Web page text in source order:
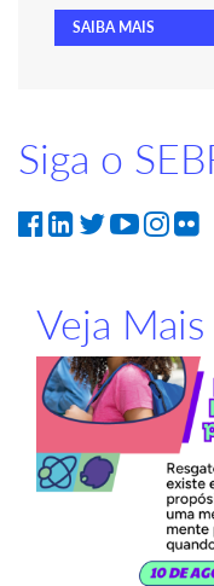
SAIBA MAIS
Siga o
Veja Mais